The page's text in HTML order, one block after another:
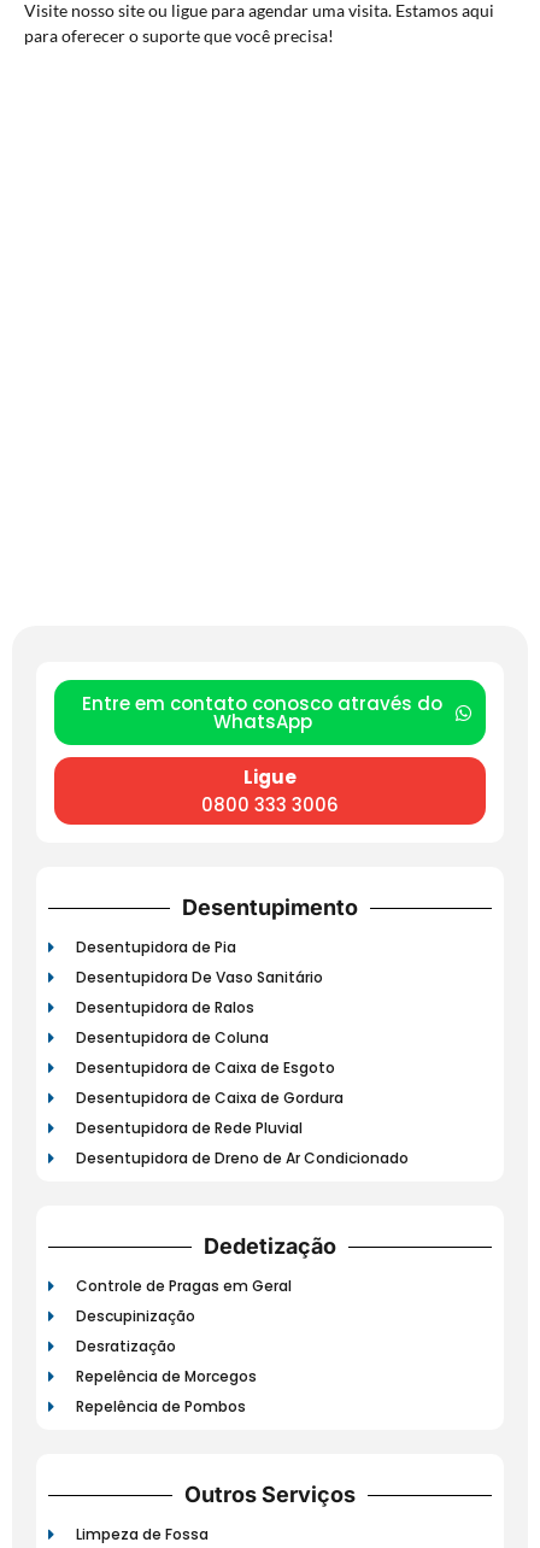
Visite nosso site ou ligue para agendar uma visita. Estamos aqui
para oferecer o suporte que você precisa!
Entre em contato conosco através do
WhatsApp
Ligue
0800 333 3006
Desentupimento
Desentupidora de Pia
Desentupidora De Vaso Sanitário
Desentupidora de Ralos
Desentupidora de Coluna
Desentupidora de Caixa de Esgoto
Desentupidora de Caixa de Gordura
Desentupidora de Rede Pluvial
Desentupidora de Dreno de Ar Condicionado
Dedetização
Controle de Pragas em Geral
Descupinização
Desratização
Repelência de Morcegos
Repelência de Pombos
Outros Serviços
Limpeza de Fossa